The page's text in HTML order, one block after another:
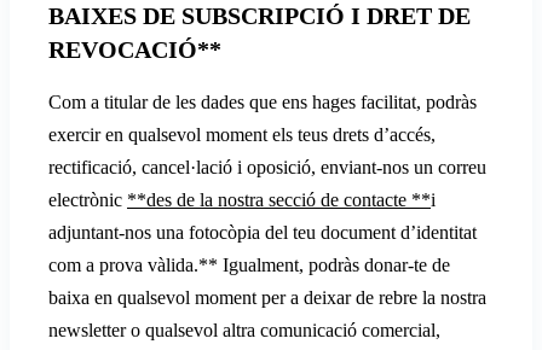
BAIXES DE SUBSCRIPCIÓ I DRET DE
REVOCACIÓ**
Com a titular de les dades que ens hages facilitat, podràs
exercir en qualsevol moment els teus drets d’accés,
rectificació, cancel·lació i oposició, enviant-nos un correu
electrònic **des de la nostra secció de contacte **i
adjuntant-nos una fotocòpia del teu document d’identitat
com a prova vàlida.** Igualment, podràs donar-te de
baixa en qualsevol moment per a deixar de rebre la nostra
newsletter o qualsevol altra comunicació comercial,